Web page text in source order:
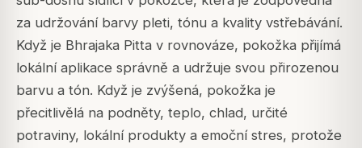
za udržování barvy pleti, tónu a kvality vstřebávání.
Když je Bhrajaka Pitta v rovnováze, pokožka přijímá
lokální aplikace správně a udržuje svou přirozenou
barvu a tón. Když je zvýšená, pokožka je
přecitlivělá na podněty, teplo, chlad, určité
potraviny, lokální produkty a emoční stres, protože